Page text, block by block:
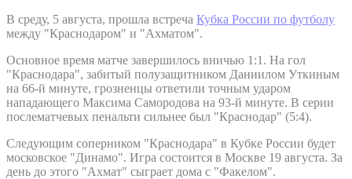
В среду, 5 августа, прошла встреча Кубка России по футболу
между "Краснодаром" и "Ахматом".
Основное время матче завершилось вничью 1:1. На гол
"Краснодара", забитый полузащитником Даниилом Уткиным
на 66-й минуте, грозненцы ответили точным ударом
нападающего Максима Самородова на 93-й минуте. В серии
послематчевых пенальти сильнее был "Краснодар" (5:4).
Следующим соперником "Краснодара" в Кубке России будет
московское "Динамо". Игра состоится в Москве 19 августа. За
день до этого "Ахмат" сыграет дома с "Факелом".